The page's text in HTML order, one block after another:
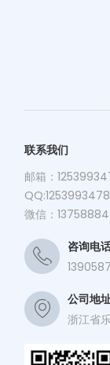
联系我们
邮箱：
QQ:1253993478
微信：
咨询电
公司地
浙江省